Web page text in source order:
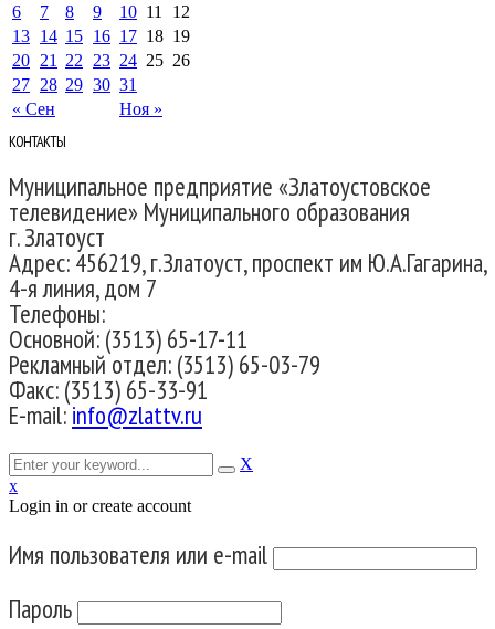
« Сен Ноя »
6
7 8 9 10 11
12
13 14 15 16 17 18 19
20 21 22 23 24 25 26
27 28 29 30 31
КОНТАКТЫ
Муниципальное предприятие «Златоустовское
телевидение» Муниципального образования
г. Златоуст
Адрес: 456219, г.Златоуст, проспект им Ю.А.Гагарина,
4-я линия, дом 7
Телефоны:
Основной: (3513) 65-17-11
Рекламный отдел: (3513) 65-03-79
Факс: (3513) 65-33-91
E-mail:info@zlattv.ru
X
x
Login in or create account
Имя пользователя или e-mail
Пароль